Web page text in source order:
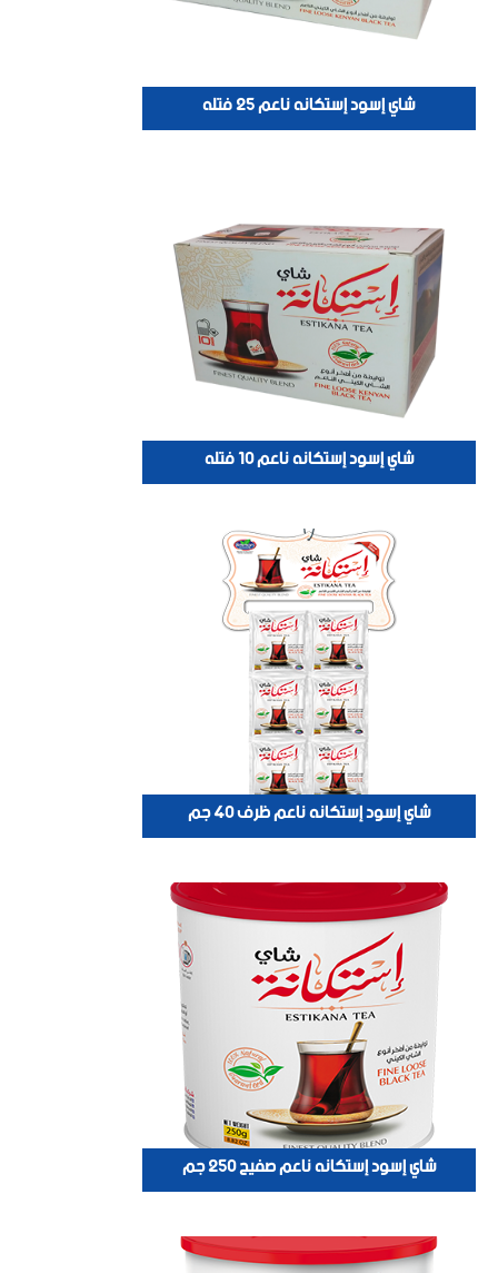
شاي إسود إستكانه ناعم 25 فتله
شاي إسود إستكانه ناعم 10 فتله
شاي إسود إستكانه ناعم ظرف 40 جم
شاي إسود إستكانه ناعم صفيح 250 جم